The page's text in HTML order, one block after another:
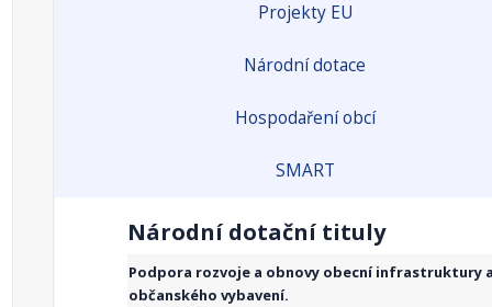
Projekty EU
Národní dotace
Hospodaření obcí
SMART
Národní dotační tituly
Podpora rozvoje a obnovy obecní infrastruktury
občanského vybavení.